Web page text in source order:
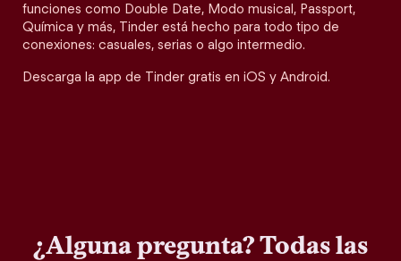
funciones como Double Date, Modo musical, Passport,
Química y más, Tinder está hecho para todo tipo de
conexiones: casuales, serias o algo intermedio.
Descarga la app de Tinder gratis en iOS y Android.
¿Alguna pregunta? Todas las